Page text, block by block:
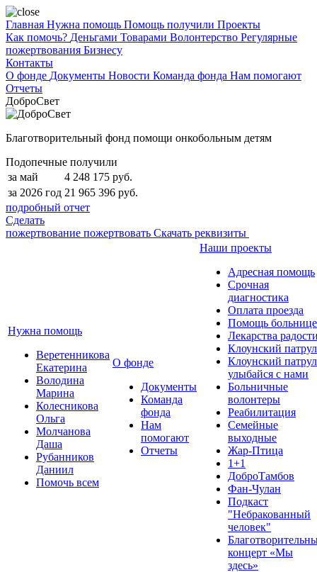
Главная Нужна помощь Помощь получили Проекты
Как помочь? Деньгами Товарами Волонтерство Регулярные
пожертвования Бизнесу
Контакты
О фонде Документы Новости Команда фонда Нам помогают
Отчеты
ДоброСвет
Благотворительный фонд помощи онкобольным детям
Подопечные получили
за май
4 248 175 руб.
за 2026 год 21 965 396 руб.
подробный отчет
Сделать
пожертвование пожертвовать Скачать реквизиты
Нужна помощь
Веретенникова
Екатерина
Володина
Марина
Колесникова
Ольга
Молчанова
Даша
Рубанников
Даниил
Помочь всем
О фонде
Документы
Команда
фонда
Нам
помогают
Отчеты
Наши проекты
Адресная помощь
Срочная
диагностика
Оплата проезда
Помощь больнице
Лекарства
Клоунский
Клоунский
улыбайся с нами
Больничные
волонтеры
Реабилитация
Семейные
выходные
Жар-Птица
1+1
ДоброТамбов
Фан-Чулан
Подкаст
"Небракованный
человек"
концерт «Мы
здесь»